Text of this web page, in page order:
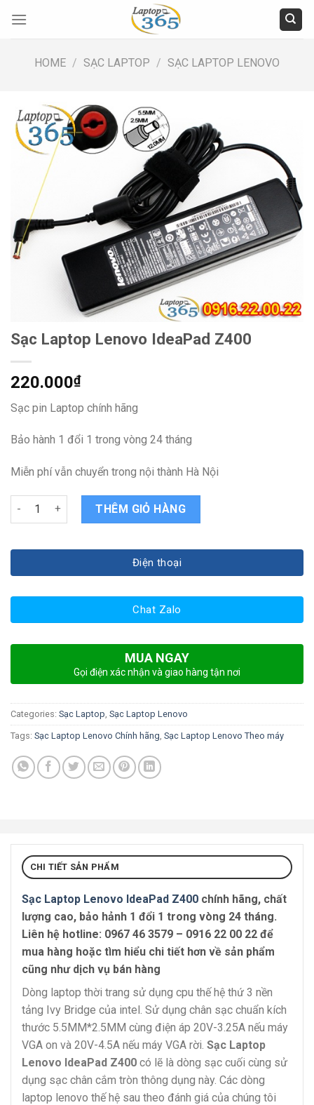
HOME / SẠC LAPTOP / SẠC LAPTOP LENOVO
Sạc Laptop Lenovo IdeaPad Z400
220.000₫
Sạc pin Laptop chính hãng
Bảo hành 1 đổi 1 trong vòng 24 tháng
Miễn phí vẫn chuyển trong nội thành Hà Nội
Sạc Laptop Lenovo IdeaPad Z400 quantity
THÊM GIỎ HÀNG
Điện thoại
Chat Zalo
MUA NGAY
Gọi điện xác nhận và giao hàng tận nơi
Categories: Sạc Laptop Sạc Laptop Lenovo
Tags: Sạc Laptop Lenovo Chính hãng Sạc Laptop Lenovo Theo máy
CHI TIẾT SẢN PHẨM
Sạc Laptop Lenovo IdeaPad Z400 chính hãng, chất
lượng cao, bảo hảnh 1 đổi 1 trong vòng 24 tháng.
Liên hệ hotline: 0967 46 3579 – 0916 22 00 22 để
mua hàng hoặc tìm hiểu chi tiết hơn về sản phẩm
cũng như dịch vụ bán hàng
Dòng laptop thời trang sử dụng cpu thế hệ thứ 3 nền
tảng Ivy Bridge của intel. Sử dụng chân sạc chuẩn kích
thước 5.5MM*2.5MM cùng điện áp 20V-3.25A nếu máy
VGA on và 20V-4.5A nếu máy VGA rời. Sạc Laptop
Lenovo IdeaPad Z400 có lẽ là dòng sạc cuối cùng sử
dụng sạc chân cắm tròn thông dụng này. Các dòng
laptop lenovo thế hệ sau theo đánh giá của chúng tôi